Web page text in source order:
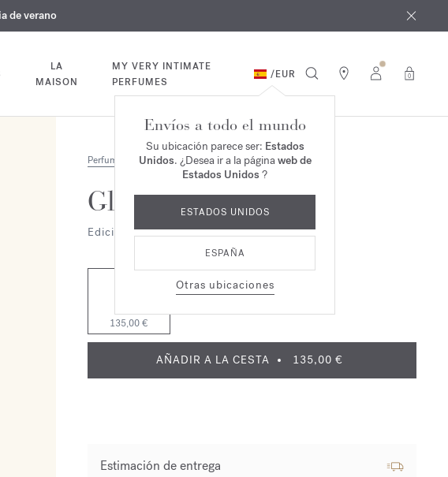
en su pedido*
hasta el 9 de agosto
de verano
LA
MAISON
MY VERY INTIMATE
PERFUMES
/EUR 0
Envíos a todo el mundo
Su ubicación parece ser: Estados
Unidos. ¿Desea ir a la páginaweb de
Estados Unidos ?
ESTADOS UNIDOS
ESPAÑA
Otras ubicaciones
Perfumes
Globe Trotter
Edición Oro
135,00 €
AÑADIR A LA CESTA 135,00 €
Estimación de entrega